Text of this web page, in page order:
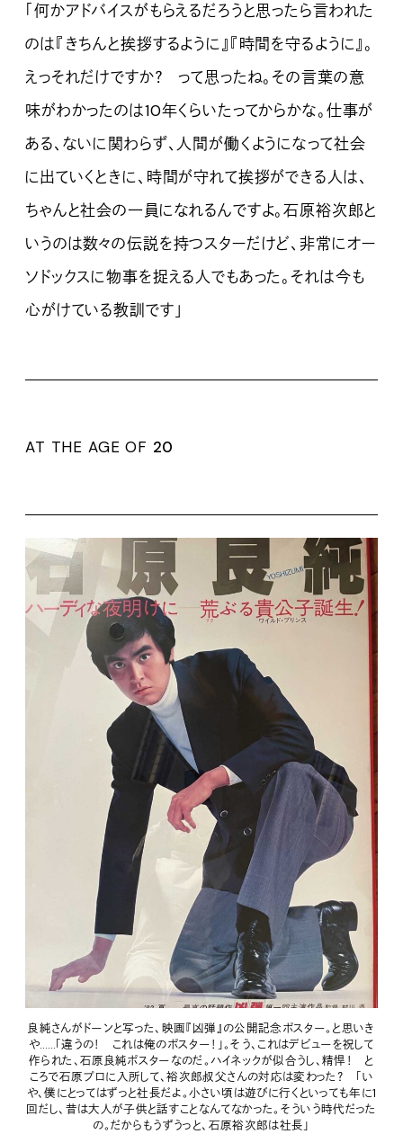
「何かアドバイスがもらえるだろうと思ったら言われた
のは『きちんと挨拶するように』『時間を守るように』。
えっそれだけですか？ って思ったね。その言葉の意
味がわかったのは10年くらいたってからかな。仕事が
ある、ないに関わらず、人間が働くようになって社会
に出ていくときに、時間が守れて挨拶ができる人は、
ちゃんと社会の一員になれるんですよ。石原裕次郎と
いうのは数々の伝説を持つスターだけど、非常にオー
ソドックスに物事を捉える人でもあった。それは今も
心がけている教訓です」
AT THE AGE OF 20
良純さんがドーンと写った、映画『凶弾』の公開記念ポスター。と思いき
や……「違うの！ これは俺のポスター！」。そう、これはデビューを祝して
作られた、石原良純ポスターなのだ。ハイネックが似合うし、精悍！ と
ころで石原プロに入所して、裕次郎叔父さんの対応は変わった？ 「い
や、僕にとってはずっと社長だよ。小さい頃は遊びに行くといっても年に1
回だし、昔は大人が子供と話すことなんてなかった。そういう時代だった
の。だからもうずうっと、石原裕次郎は社長」